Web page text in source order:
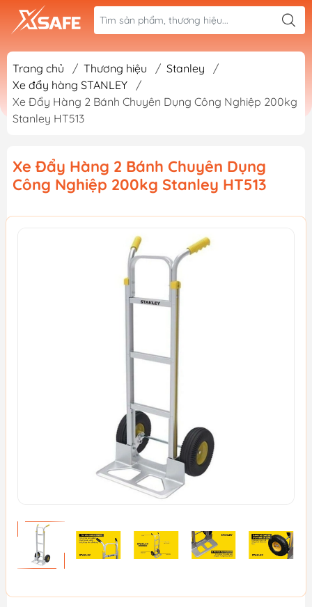
Trang chủ / Thương hiệu / Stanley
/
Xe đẩy hàng STANLEY
/
Xe Đẩy Hàng 2 Bánh Chuyên Dụng Công Nghiệp 200kg
Stanley HT513
Xe Đẩy Hàng 2 Bánh Chuyên Dụng
Công Nghiệp 200kg Stanley HT513